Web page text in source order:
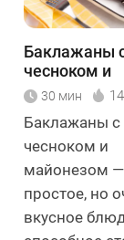
Баклажаны
чесноком и
майонезом
30 мин
Баклажаны с
чесноком и
майонезом —
простое, но
вкусное